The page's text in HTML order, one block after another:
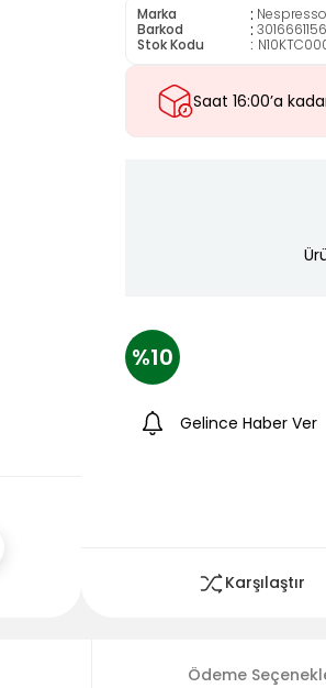
Marka : Nespresso
Barkod
:
Stok Kodu
Saat 16:00’a
10
Gelince Haber Ver
Karşılaştır
Ödeme